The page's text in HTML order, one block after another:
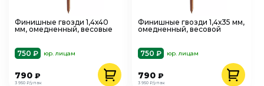
Финишные гвозди 1,4х40
мм, омедненный, весовые
750 ₽ юр. лицам
3 950 ₽/упак
790 ₽
Финишные гвозди 1,4х35 мм,
омедненный, весовой
750 ₽ юр. лицам
3 950 ₽/упак
790₽